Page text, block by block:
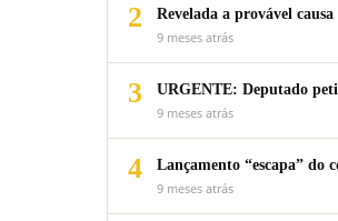
2
Revelada a provável
9 meses atrás
3
URGENTE: Deputado
9 meses atrás
4
Lançamento “escapa” do
9 meses atrás